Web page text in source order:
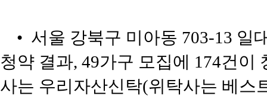
• 서울 강북구 미아동 703-13 일
청약 결과, 49가구 모집에 174건이
사는 우리자산신탁(위탁사는 베스